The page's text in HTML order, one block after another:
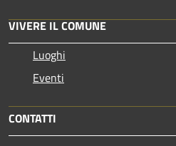
VIVERE IL COMUNE
Luoghi
Eventi
CONTATTI